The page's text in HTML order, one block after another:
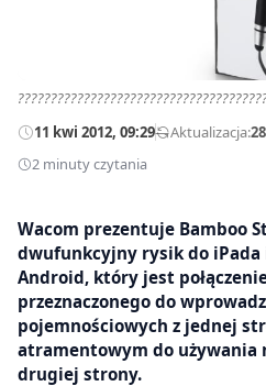
11 kwi 2012, 09:29—Aktualizacja:
2 minuty czytania
Wacom prezentuje Bamboo
dwufunkcyjny rysik do
Android, który jest
przeznaczonego do
pojemnościowych z jednej
atramentowym do używania
drugiej strony.